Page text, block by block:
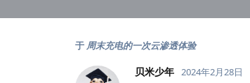
于 周末充电的一次云渗透体验
贝米少年 2024年2月28日